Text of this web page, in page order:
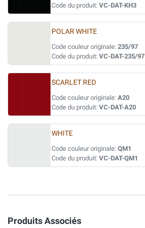
Code du produit: VC-DAT-KH3
POLAR WHITE
Code couleur originale: 235/97
Code du produit: VC-DAT-235/97
SCARLET RED
Code couleur originale: A20
Code du produit: VC-DAT-A20
WHITE
Code couleur originale: QM1
Code du produit: VC-DAT-QM1
Produits Associés